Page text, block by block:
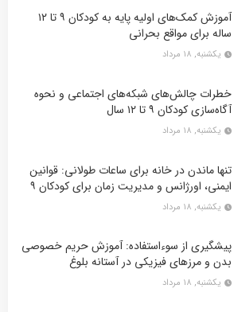
آموزش کمک‌های اولیه پایه به کودکان ۹ تا ۱۲
ساله برای مواقع بحرانی
یکشنبه, ۱۸ مرداد
خطرات چالش‌های شبکه‌های اجتماعی و نحوه
آگاه‌سازی کودکان ۹ تا ۱۲ سال
یکشنبه, ۱۸ مرداد
تنها ماندن در خانه برای ساعات طولانی: قوانین
ایمنی، اورژانس و مدیریت زمان برای کودکان ۹
تا ۱۲ سال یکشنبه, ۱۸ مرداد
پیشگیری از سوءاستفاده: آموزش حریم خصوصی
بدن و مرزهای فیزیکی در آستانه بلوغ
یکشنبه, ۱۸ مرداد